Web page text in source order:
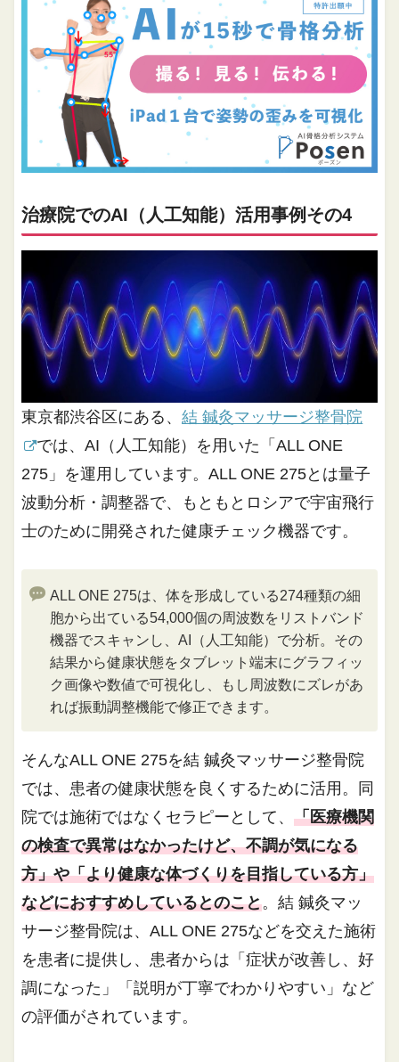
治療院でのAI（人工知能）活用事例その4
東京都渋谷区にある、結 鍼灸マッサージ整骨院
では、AI（人工知能）を用いた「ALL ONE
275」を運用しています。ALL ONE 275とは量子
波動分析・調整器で、もともとロシアで宇宙飛行
士のために開発された健康チェック機器です。
ALL ONE 275は、体を形成している274種類の細
胞から出ている54,000個の周波数をリストバンド
機器でスキャンし、AI（人工知能）で分析。その
結果から健康状態をタブレット端末にグラフィッ
ク画像や数値で可視化し、もし周波数にズレがあ
れば振動調整機能で修正できます。
そんなALL ONE 275を結 鍼灸マッサージ整骨院
では、患者の健康状態を良くするために活用。同
院では施術ではなくセラピーとして、「医療機関
の検査で異常はなかったけど、不調が気になる
方」や「より健康な体づくりを目指している方」
などにおすすめしているとのこと。結 鍼灸マッ
サージ整骨院は、ALL ONE 275などを交えた施術
を患者に提供し、患者からは「症状が改善し、好
調になった」「説明が丁寧でわかりやすい」など
の評価がされています。